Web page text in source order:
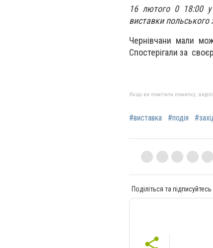
16 лютого 0 18:00 у
виставки
Чернівчани мали
Спостерігали за
Якщо ви помітили помилку,
#виставка #подія
Поділіться та